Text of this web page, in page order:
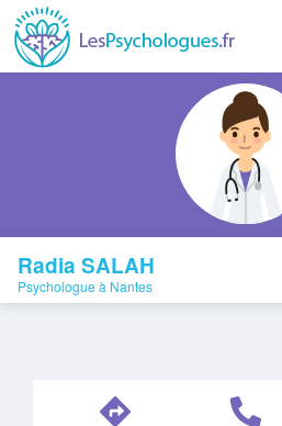
Radia SALAH
Psychologue à Nantes